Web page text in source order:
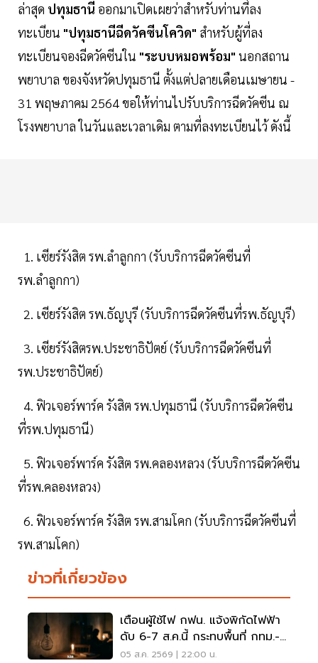
ล่าสุด ปทุมธานี ออกมาเปิดเผยว่าสำหรับท่านที่ลง
ทะเบียน "ปทุมธานีฉีดวัคซีนโควิด" สำหรับผู้ที่ลง
ทะเบียนจองฉีดวัคซีนใน "ระบบหมอพร้อม" นอกสถาน
พยาบาล ของจังหวัดปทุมธานี ตั้งแต่ปลายเดือนเมษายน -
31 พฤษภาคม 2564 ขอให้ท่านไปรับบริการฉีดวัคซีน ณ
โรงพยาบาล ในวันและเวลาเดิม ตามที่ลงทะเบียนไว้ ดังนี้
1. เซียร์รังสิต รพ.ลำลูกกา (รับบริการฉีดวัคซีนที่
รพ.ลำลูกกา)
2. เซียร์รังสิต รพ.ธัญบุรี (รับบริการฉีดวัคซีนที่รพ.ธัญบุรี)
3. เซียร์รังสิตรพ.ประชาธิปัตย์ (รับบริการฉีดวัคซีนที่
รพ.ประชาธิปัตย์)
4. ฟิวเจอร์พาร์ค รังสิต รพ.ปทุมธานี (รับบริการฉีดวัคซีน
ที่รพ.ปทุมธานี)
5. ฟิวเจอร์พาร์ค รังสิต รพ.คลองหลวง (รับบริการฉีดวัคซีน
ที่รพ.คลองหลวง)
6. ฟิวเจอร์พาร์ค รังสิต รพ.สามโคก (รับบริการฉีดวัคซีนที่
รพ.สามโคก)
ข่าวที่เกี่ยวข้อง
เตือนผู้ใช้ไฟ กฟน. แจ้งพิกัดไฟฟ้า
ดับ 6-7 ส.ค.นี้ กระทบพื้นที่ กทม.-
นนทบุรี-สมุทรปราการ
05 ส.ค. 2569 | 22:00 น.